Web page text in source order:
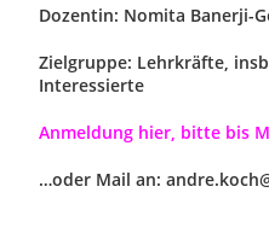
Dozentin: Nomita Banerji-
Zielgruppe: Lehrkräfte,
Interessierte
Anmeldung hier, bitte bis
…oder Mail an: